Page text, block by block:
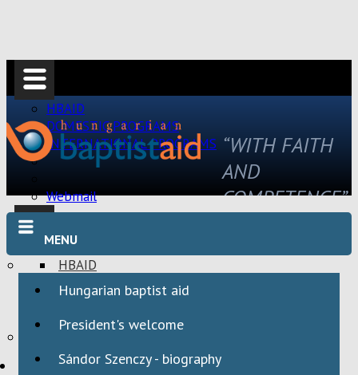
HBAID
DOMESTIC PROGRAMS
INTERNATIONAL PROGRAMS
Webmail
HBAID
DOMESTIC PROGRAMS
HBAID
“WITH FAITH
AND
COMPETENCE”
MENU
Hungarian baptist aid
President's welcome
Sándor Szenczy - biography